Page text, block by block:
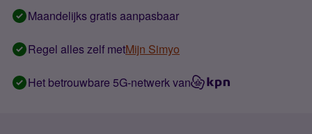
Maandelijks gratis aanpasbaar
Regel alles zelf metMijn Simyo
Het betrouwbare 5G-netwerk van